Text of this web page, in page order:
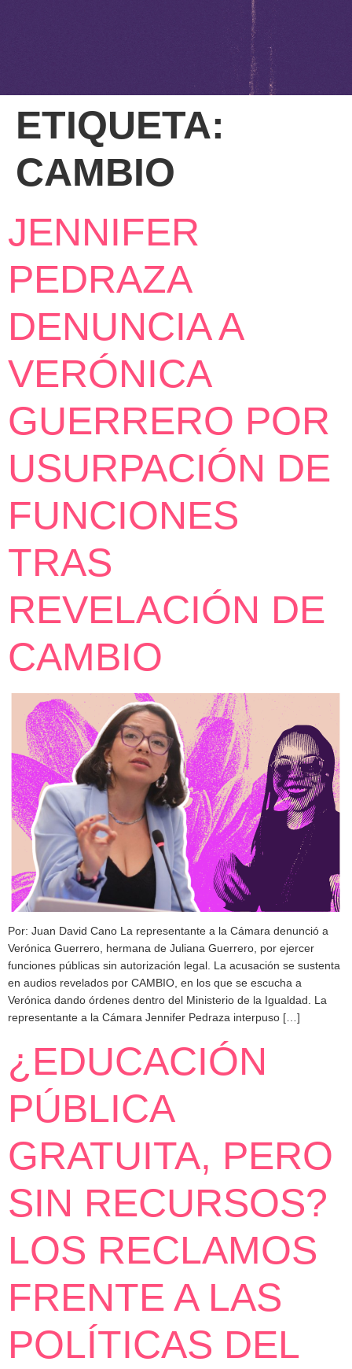
ETIQUETA:
CAMBIO
JENNIFER
PEDRAZA
DENUNCIA A
VERÓNICA
GUERRERO POR
USURPACIÓN DE
FUNCIONES
TRAS
REVELACIÓN DE
CAMBIO
Por: Juan David Cano La representante a la Cámara denunció a
Verónica Guerrero, hermana de Juliana Guerrero, por ejercer
funciones públicas sin autorización legal. La acusación se sustenta
en audios revelados por CAMBIO, en los que se escucha a
Verónica dando órdenes dentro del Ministerio de la Igualdad. La
representante a la Cámara Jennifer Pedraza interpuso […]
¿EDUCACIÓN
PÚBLICA
GRATUITA, PERO
SIN RECURSOS?
LOS RECLAMOS
FRENTE A LAS
POLÍTICAS DEL